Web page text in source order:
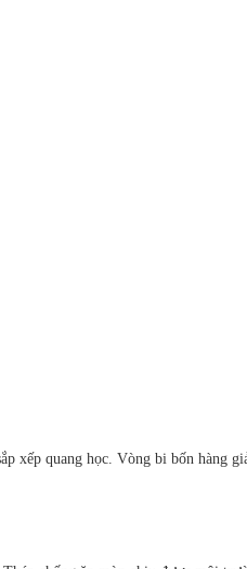
quang học. Vòng bi bốn hàng